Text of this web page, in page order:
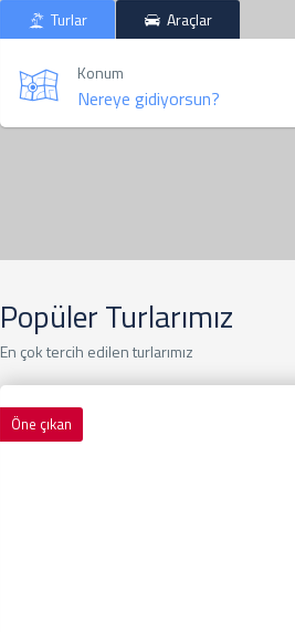
Turlar Araçlar
Konum
Popüler Turlarımız
En çok tercih edilen turlarımız
Öne çıkan